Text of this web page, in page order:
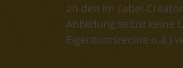
an den im Label-
Abbildung selbst keine
Eigentumsrechte o.ä.)